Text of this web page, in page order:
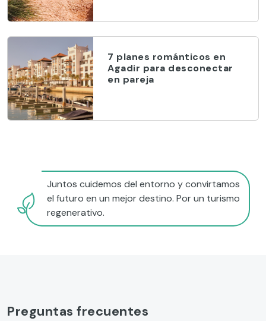
7 planes románticos en
Agadir para desconectar
en pareja
Juntos cuidemos del entorno y convirtamos
el futuro en un mejor destino. Por un turismo
regenerativo.
Preguntas frecuentes